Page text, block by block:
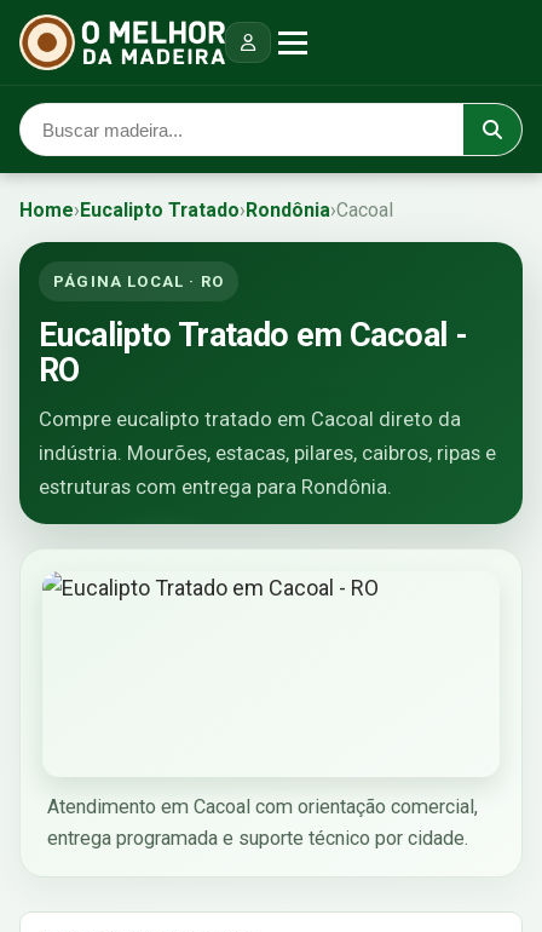
Home›Eucalipto Tratado›Rondônia›Cacoal
PÁGINA LOCAL · RO
Eucalipto Tratado em Cacoal -
RO
Compre eucalipto tratado em Cacoal direto da
indústria. Mourões, estacas, pilares, caibros, ripas e
estruturas com entrega para Rondônia.
Atendimento em Cacoal com orientação comercial,
entrega programada e suporte técnico por cidade.